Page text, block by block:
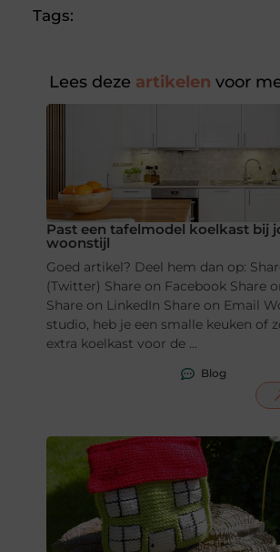
Tags:
Lees deze artikelen voor
Past een tafelmodel koelkast bij
woonstijl
Goed artikel? Deel hem dan op:
(Twitter) Share on Facebook Share
Share on LinkedIn Share on Email
studio, heb je een smalle keuken of
extra koelkast voor de ...
Blog